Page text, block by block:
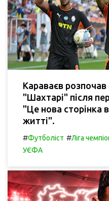
Караваєв
"Шахтарі" після
"Це нова сторінка
житті".
#Футболіст #Ліга
УЄФА